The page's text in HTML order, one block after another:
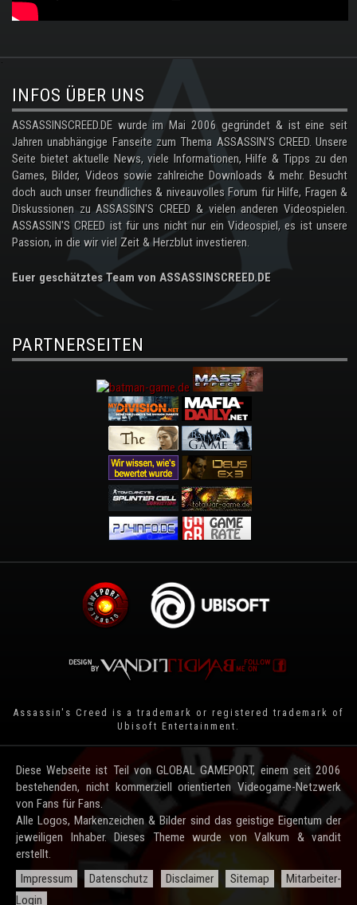
.
INFOS ÜBER UNS
ASSASSINSCREED.DE wurde im Mai 2006 gegründet & ist eine seit
Jahren unabhängige Fanseite zum Thema ASSASSIN'S CREED. Unsere
Seite bietet aktuelle News, viele Informationen, Hilfe & Tipps zu den
Games, Bilder, Videos sowie zahlreiche Downloads & mehr. Besucht
doch auch unser freundliches & niveauvolles Forum für Hilfe, Fragen &
Diskussionen zu ASSASSIN'S CREED & vielen anderen Videospielen.
ASSASSIN'S CREED ist für uns nicht nur ein Videospiel, es ist unsere
Passion, in die wir viel Zeit & Herzblut investieren.
Euer geschätztes Team von ASSASSINSCREED.DE
PARTNERSEITEN
Assassin's Creed is a trademark or registered trademark of
Ubisoft Entertainment .
Diese Webseite ist Teil von GLOBAL GAMEPORT, einem seit 2006
bestehenden, nicht kommerziell orientierten Videogame-Netzwerk
von Fans für Fans.
Alle Logos, Markenzeichen & Bilder sind das geistige Eigentum der
jeweiligen Inhaber. Dieses Theme wurde von Valkum & vandit
erstellt.
Impressum
Datenschutz Disclaimer Sitemap
Mitarbeiter-
Login